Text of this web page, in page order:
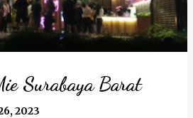
Surabaya Barat
2023